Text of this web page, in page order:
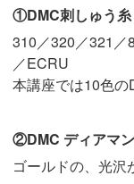
①DMC刺しゅう糸
310／320／321／
／ECRU
本講座では10色の
②DMC ディアマ
ゴールドの、光沢